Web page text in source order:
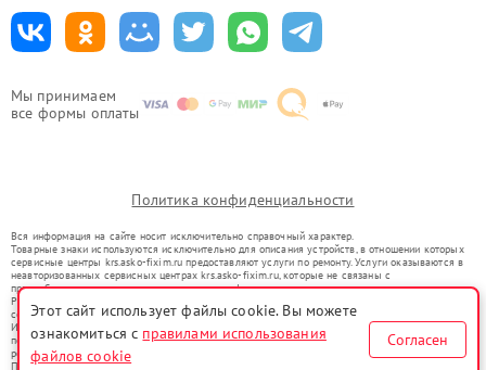
Мы принимаем
все формы оплаты
Политика конфиденциальности
Вся информация на сайте носит исключительно справочный характер.
Товарные знаки используются исключительно для описания устройств, в отношении которых
сервисные центры krs.asko-fixim.ru предоставляют услуги по ремонту. Услуги оказываются в
неавторизованных сервисных центрах krs.asko-fixim.ru, которые не связаны с
правообладателями товарных знаков или их официальными представителями.
Ремонт осуществляется для устройств, уже введенных в гражданский оборот в соответствии
со статьей 1487 ГК РФ.
Использование товарных знаков не преследует цели индивидуализации услуг или введения
потребителей в заблуждение, а служит для информирования о предоставляемых услугах по
ремонту техники указанных брендов.
Представленная на сайте информация не является публичной офертой, определяемой
Этот сайт использует файлы cookie. Вы можете
ознакомиться с правилами использования
файлов cookie
Согласен